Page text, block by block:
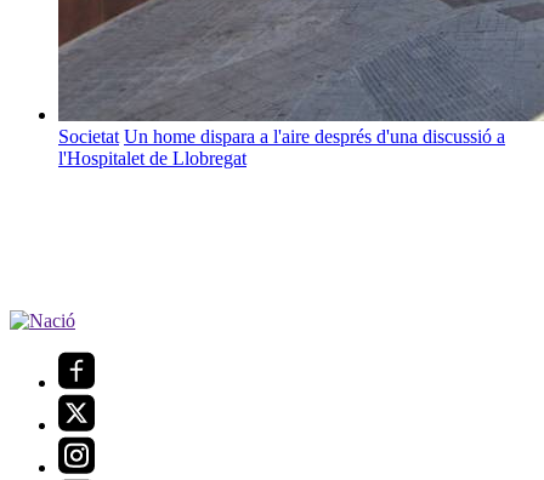
Societat Un home dispara a l'aire després d'una discussió a
l'Hospitalet de Llobregat